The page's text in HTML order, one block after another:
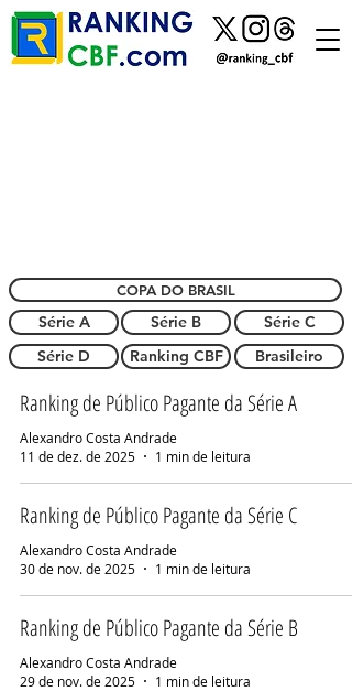
COPA DO BRASIL
Série A Série B
Série C
Série D
Ranking CBF Brasileiro
Ranking de Público Pagante da Série A
Alexandro Costa Andrade
11 de dez. de 2025
1 min de leitura
Ranking de Público Pagante da Série C
Alexandro Costa Andrade
30 de nov. de 2025
1 min de leitura
Ranking de Público Pagante da Série B
Alexandro Costa Andrade
29 de nov. de 2025
1 min de leitura